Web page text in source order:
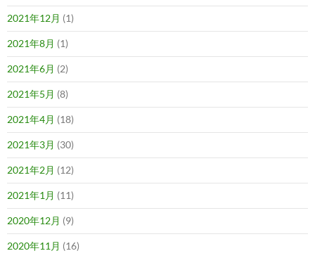
2021年12月 (1)
2021年8月 (1)
2021年6月 (2)
2021年5月 (8)
2021年4月 (18)
2021年3月 (30)
2021年2月 (12)
2021年1月 (11)
2020年12月 (9)
2020年11月 (16)